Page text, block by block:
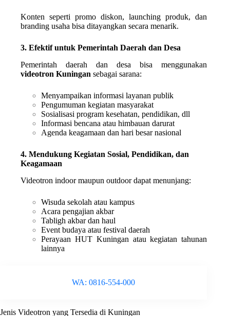
Konten seperti promo diskon, launching produk, dan
branding usaha bisa ditayangkan secara menarik.
3. Efektif untuk Pemerintah Daerah dan Desa
Pemerintah daerah dan desa bisa menggunakan
videotron Kuningan sebagai sarana:
Menyampaikan informasi layanan publik
Pengumuman kegiatan masyarakat
Sosialisasi program kesehatan, pendidikan, dll
Informasi bencana atau himbauan darurat
Agenda keagamaan dan hari besar nasional
4. Mendukung Kegiatan Sosial, Pendidikan, dan
Keagamaan
Videotron indoor maupun outdoor dapat menunjang:
Wisuda sekolah atau kampus
Acara pengajian akbar
Tabligh akbar dan haul
Event budaya atau festival daerah
Perayaan HUT Kuningan atau kegiatan tahunan
lainnya
WA: 0816-554-000
Jenis Videotron yang Tersedia di Kuningan